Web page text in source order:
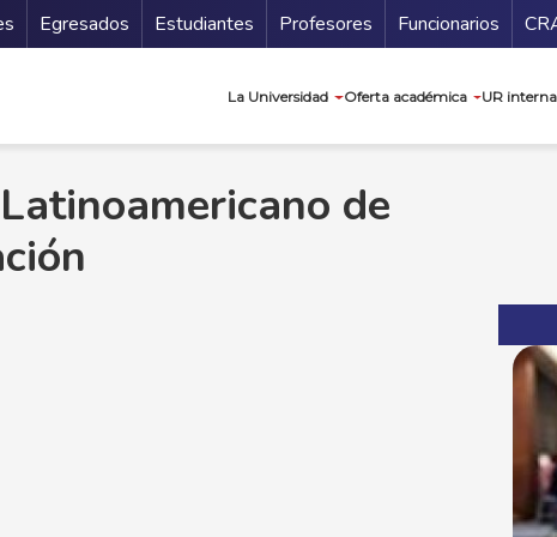
Secundario
Egresados Estudiantes Profesores Funcionarios
La Universidad Oferta académica UR
de